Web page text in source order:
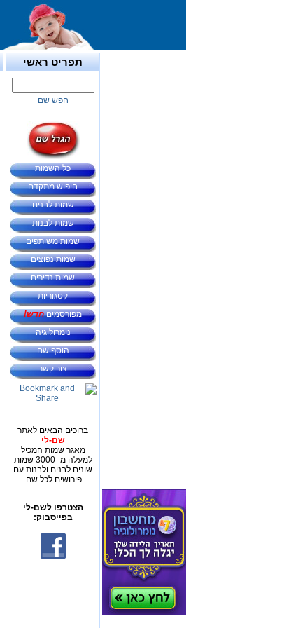
תפריט ראשי
חפש שם
כל השמות
חיפוש מתקדם
שמות לבנים
שמות לבנות
שמות משותפים
שמות נפוצים
שמות נדירים
קטגוריות
מפורסמיםחדש!
נומרולוגיה
הוסף שם
צור קשר
ברוכים הבאים לאתר
שם-לי
מאגר שמות המכיל
למעלה מ- 3000 שמות
שונים לבנים ולבנות עם
פירושים לכל שם.
הצטרפו לשם-לי
בפייסבוק: